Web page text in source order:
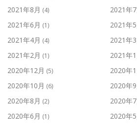
2021年8月 (4) 2021年7
2021年6月 (1) 2021年5
2021年4月 (4) 2021年3
2021年2月 (1) 2021年1
2020年12月 (5) 2020年
2020年10月 (6) 2020年9
2020年8月 (2) 2020年7
2020年6月 (1) 2020年5